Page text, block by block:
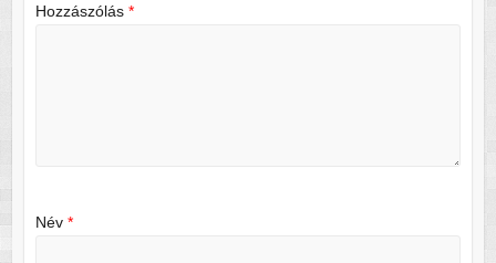
Hozzászólás *
Név *